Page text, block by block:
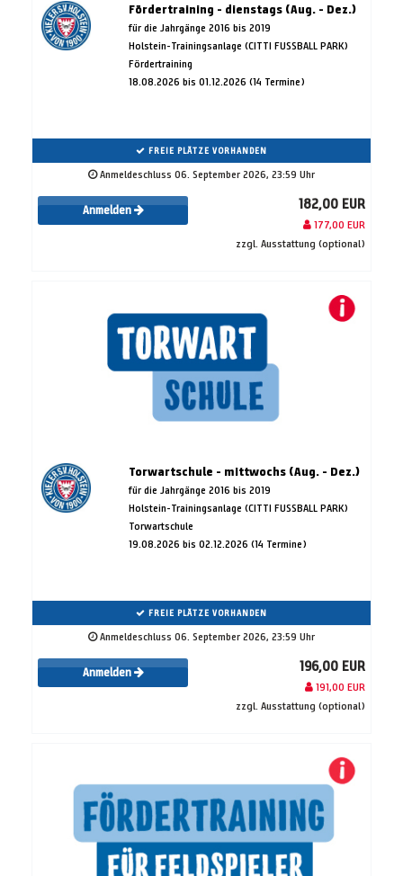
Fördertraining - dienstags (Aug. - Dez.)
für die Jahrgänge 2016 bis 2019
Holstein-Trainingsanlage (CITTI FUSSBALL PARK)
Fördertraining
18.08.2026 bis 01.12.2026 (14 Termine)
FREIE PLÄTZE VORHANDEN
Anmeldeschluss 06. September 2026, 23:59 Uhr
Anmelden 182,00 EUR
177,00 EUR
zzgl. Ausstattung (optional)
Torwartschule - mittwochs (Aug. - Dez.)
für die Jahrgänge 2016 bis 2019
Holstein-Trainingsanlage (CITTI FUSSBALL PARK)
Torwartschule
19.08.2026 bis 02.12.2026 (14 Termine)
FREIE PLÄTZE VORHANDEN
Anmeldeschluss 06. September 2026, 23:59 Uhr
Anmelden 196,00 EUR
191,00 EUR
zzgl. Ausstattung (optional)